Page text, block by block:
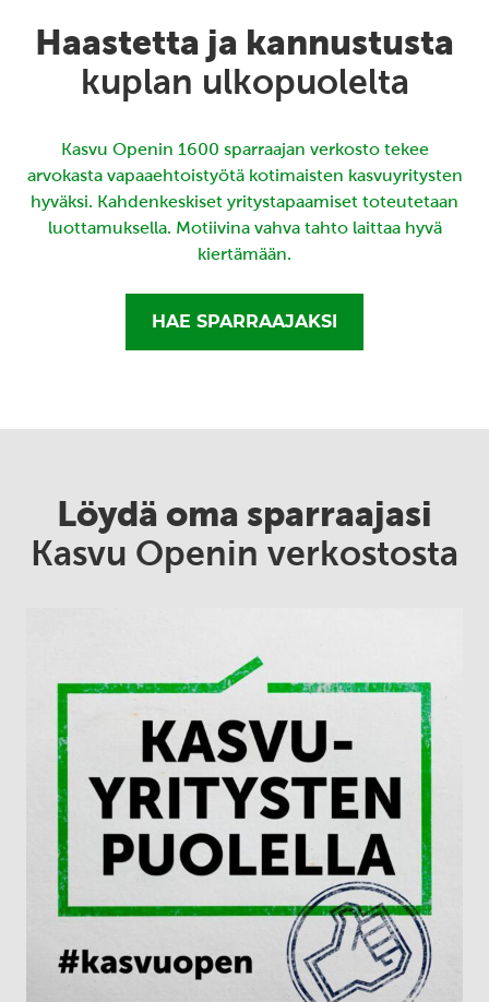
Haastetta ja kannustusta
kuplan ulkopuolelta
Kasvu Openin 1600 sparraajan verkosto tekee
arvokasta vapaaehtoistyötä kotimaisten kasvuyritysten
hyväksi. Kahdenkeskiset yritystapaamiset toteutetaan
luottamuksella. Motiivina vahva tahto laittaa hyvä
kiertämään.
HAE SPARRAAJAKSI
Löydä oma sparraajasi
Kasvu Openin verkostosta